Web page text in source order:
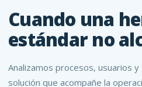
Cuando una
estándar no
Analizamos procesos, usuarios
solución que acompañe la